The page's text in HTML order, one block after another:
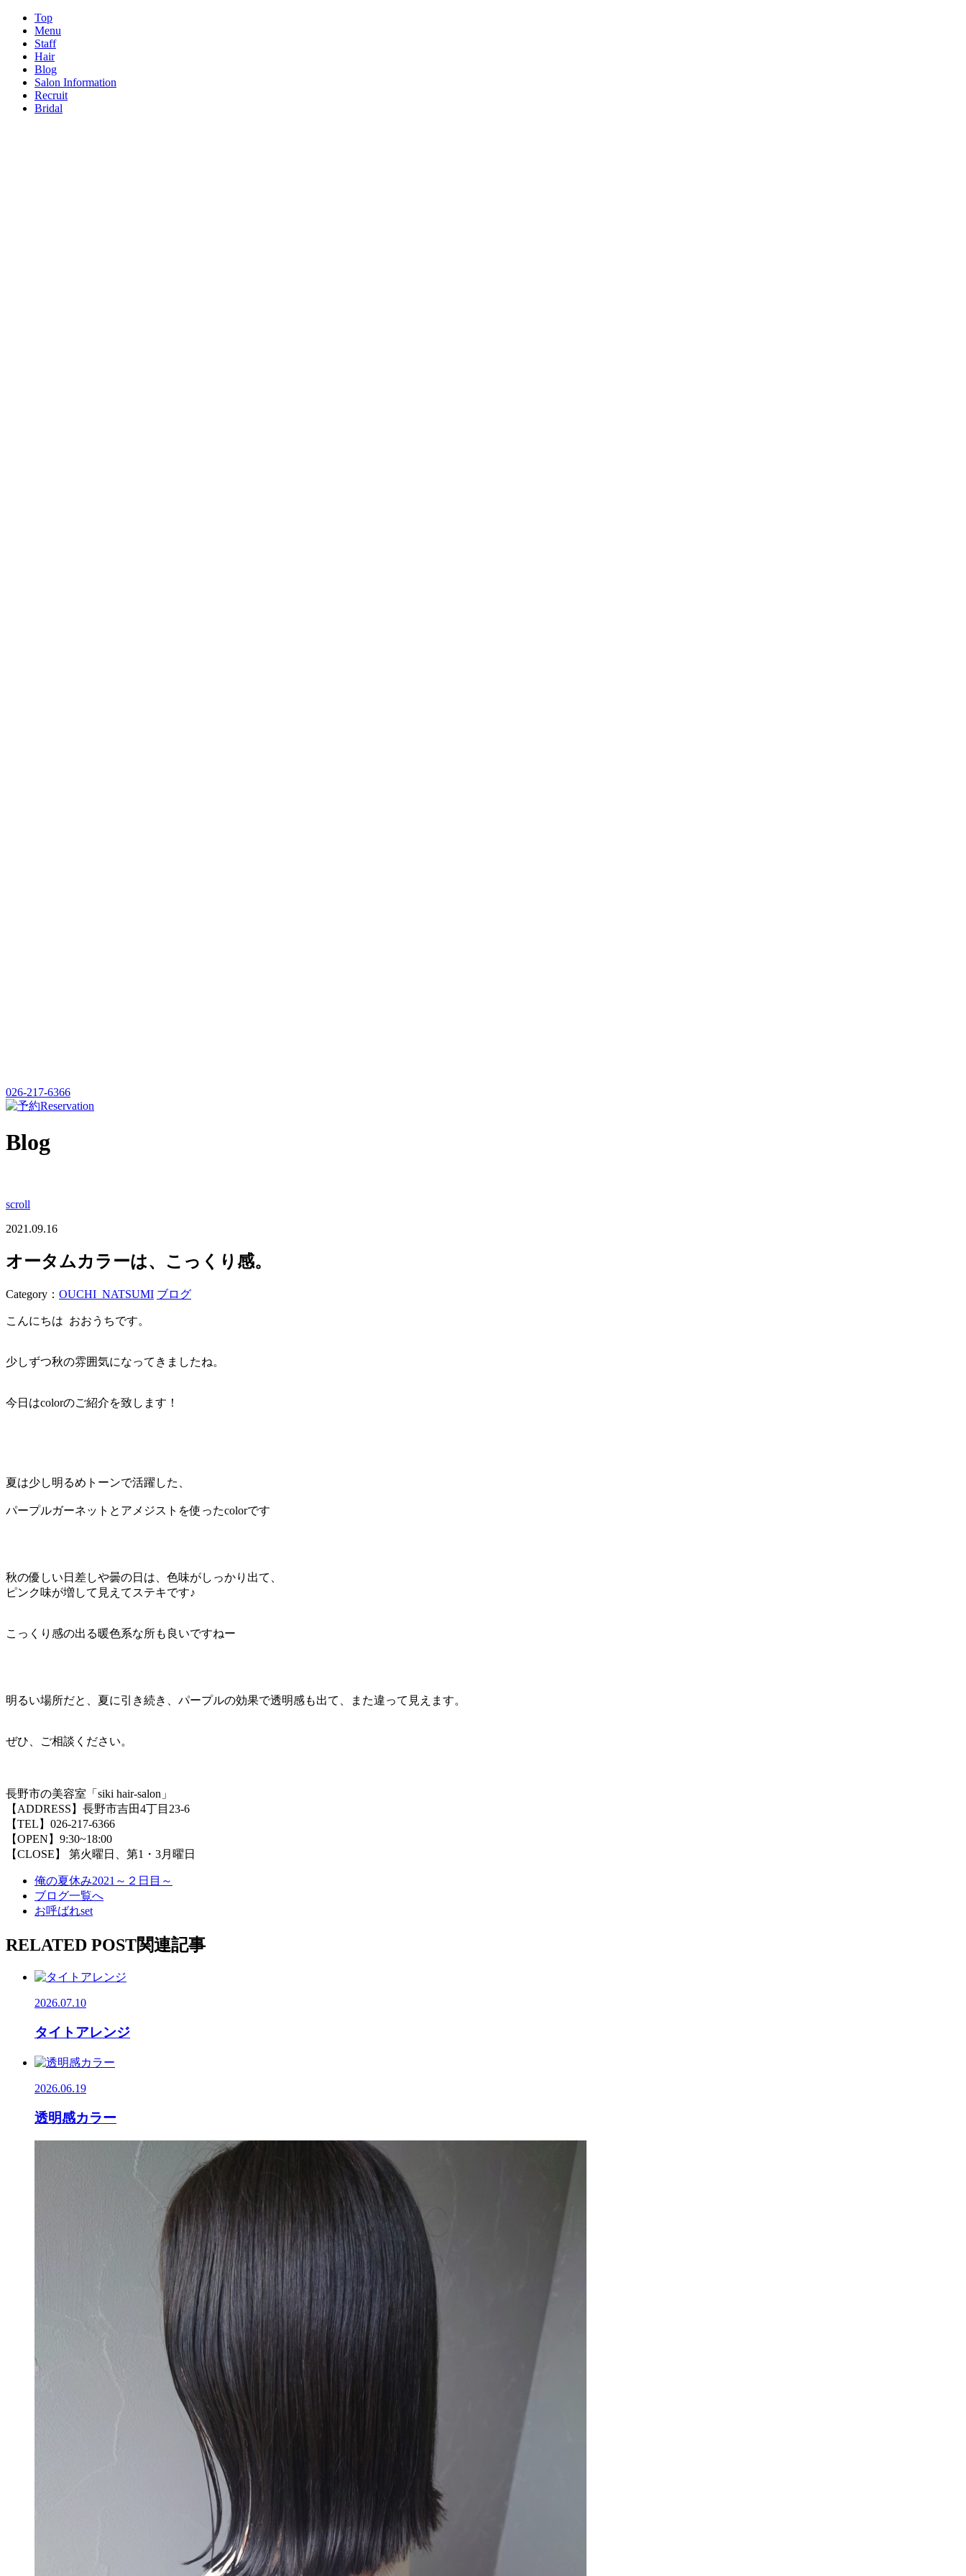
Top
Menu
Staff
Hair
Blog
Salon Information
Recruit
Bridal
026-217-6366
Reservation
Blog
scroll
2021.09.16
オータムカラーは、こっくり感。
Category： OUCHI_NATSUMI ブログ
こんにちは おおうちです。
少しずつ秋の雰囲気になってきましたね。
今日はcolorのご紹介を致します！
夏は少し明るめトーンで活躍した、
パープルガーネットとアメジストを使ったcolorです
秋の優しい日差しや曇の日は、色味がしっかり出て、
ピンク味が増して見えてステキです♪
こっくり感の出る暖色系な所も良いですねー
明るい場所だと、夏に引き続き、パープルの効果で透明感も出て、また違って見えます。
ぜひ、ご相談ください。
長野市の美容室「siki hair-salon」
【ADDRESS】長野市吉田4丁目23-6
【TEL】026-217-6366
【OPEN】9:30~18:00
【CLOSE】 第火曜日、第1・3月曜日
俺の夏休み2021～２日目～
ブログ一覧へ
お呼ばれset
RELATED POST関連記事
2026.07.10
タイトアレンジ
2026.06.19
透明感カラー